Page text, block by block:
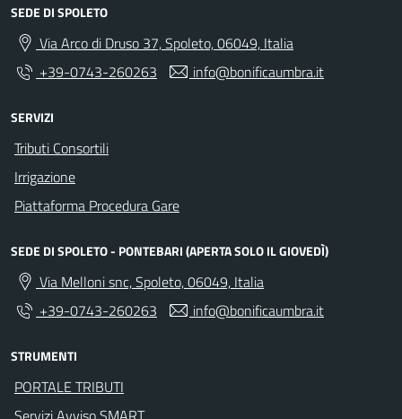
SEDE DI SPOLETO
Via Arco di Druso 37, Spoleto, 06049, Italia
+39-0743-260263
info@bonificaumbra.it
SERVIZI
Tributi Consortili
Irrigazione
Piattaforma Procedura Gare
SEDE DI SPOLETO - PONTEBARI (APERTA SOLO IL GIOVEDÌ)
Via Melloni snc, Spoleto, 06049, Italia
+39-0743-260263
info@bonificaumbra.it
STRUMENTI
PORTALE TRIBUTI